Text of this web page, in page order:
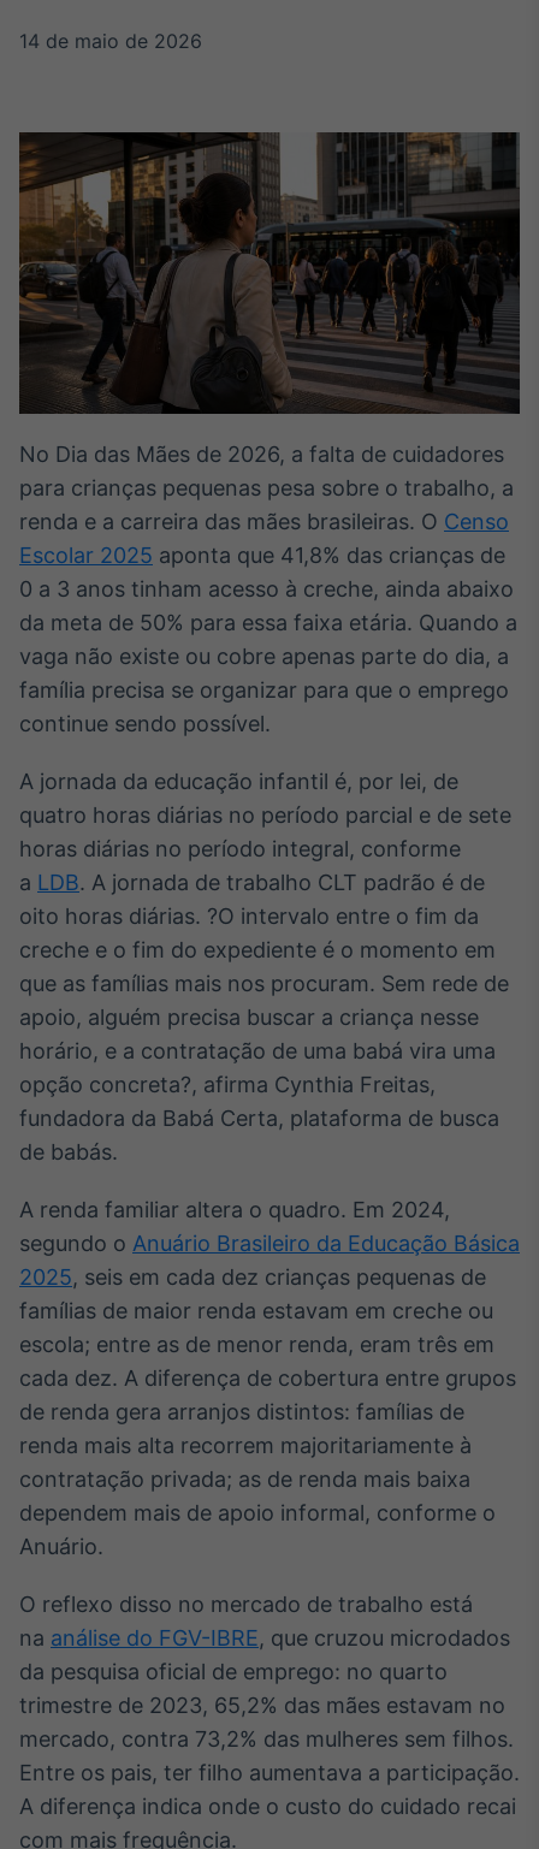
energia elétrica
no Brasil
Broadcast
White Label
Plataforma para
conteúdos
personalizados
Soluções de Dados
e Conteúdos
OTC
Plataforma para
negociação de
ativos
Datafeed
APIs para
integração de
conteúdos e
Broadcast
Ticker
Cotações e
headlines de
notícias
Widgets
Componentes
para conteúdos e
Conteúdos e
displays e telas
Curadoria
Curadoria de
conteúdos
Soluções de
Tecnologia
Broadcast
inteligente de
conteúdos
Broadcast
Fundos
plataforma para
analisar fundos
14 de maio de 2026
No Dia das Mães de 2026, a falta de cuidadores
para crianças pequenas pesa sobre o trabalho, a
renda e a carreira das mães brasileiras. O Censo
Escolar 2025 aponta que 41,8% das crianças de
0 a 3 anos tinham acesso à creche, ainda abaixo
da meta de 50% para essa faixa etária. Quando a
vaga não existe ou cobre apenas parte do dia, a
família precisa se organizar para que o emprego
continue sendo possível.
A jornada da educação infantil é, por lei, de
quatro horas diárias no período parcial e de sete
horas diárias no período integral, conforme
a LDB. A jornada de trabalho CLT padrão é de
oito horas diárias. ?O intervalo entre o fim da
creche e o fim do expediente é o momento em
que as famílias mais nos procuram. Sem rede de
apoio, alguém precisa buscar a criança nesse
horário, e a contratação de uma babá vira uma
opção concreta?, afirma Cynthia Freitas,
fundadora da Babá Certa, plataforma de busca
de babás.
A renda familiar altera o quadro. Em 2024,
segundo o Anuário Brasileiro da Educação Básica
2025, seis em cada dez crianças pequenas de
famílias de maior renda estavam em creche ou
escola; entre as de menor renda, eram três em
cada dez. A diferença de cobertura entre grupos
de renda gera arranjos distintos: famílias de
renda mais alta recorrem majoritariamente à
contratação privada; as de renda mais baixa
dependem mais de apoio informal, conforme o
Anuário.
O reflexo disso no mercado de trabalho está
na análise do FGV-IBRE, que cruzou microdados
da pesquisa oficial de emprego: no quarto
trimestre de 2023, 65,2% das mães estavam no
mercado, contra 73,2% das mulheres sem filhos.
Entre os pais, ter filho aumentava a participação.
A diferença indica onde o custo do cuidado recai
com mais frequência.